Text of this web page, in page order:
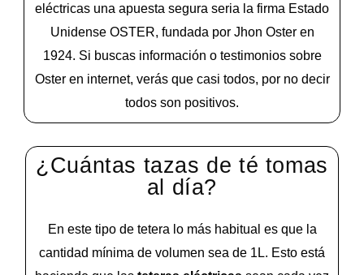
eléctricas una apuesta segura seria la firma Estado
Unidense OSTER, fundada por Jhon Oster en
1924. Si buscas información o testimonios sobre
Oster en internet, verás que casi todos, por no decir
todos son positivos.
¿Cuántas tazas de té tomas
al día?
En este tipo de tetera lo más habitual es que la
cantidad mínima de volumen sea de 1L. Esto está